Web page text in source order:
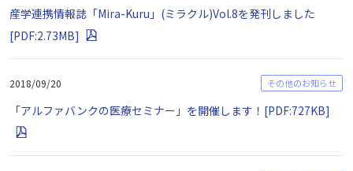
産学連携情報誌「Mira-Kuru」(ミラクル)Vol.8を発刊しました
[PDF:2.73MB]
2018/09/20 その他のお知らせ
「アルファバンクの医療セミナー」を開催します！[PDF:727KB]